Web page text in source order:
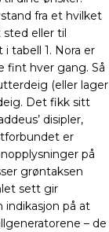
fra et hvilket
eller til
tabell 1. Nora er
fint hver gang. Så
(eller lager
Det fikk sitt
disipler,
er
på
grøntaksen
sett gir
indikasjon på at
– de